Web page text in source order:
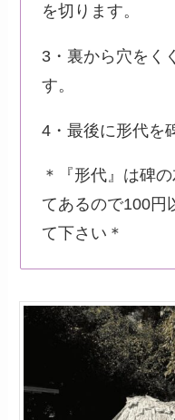
を切ります。
3・裏から穴をく
す。
4・最後に形代を
＊『形代』は碑
てあるので100円
て下さい＊